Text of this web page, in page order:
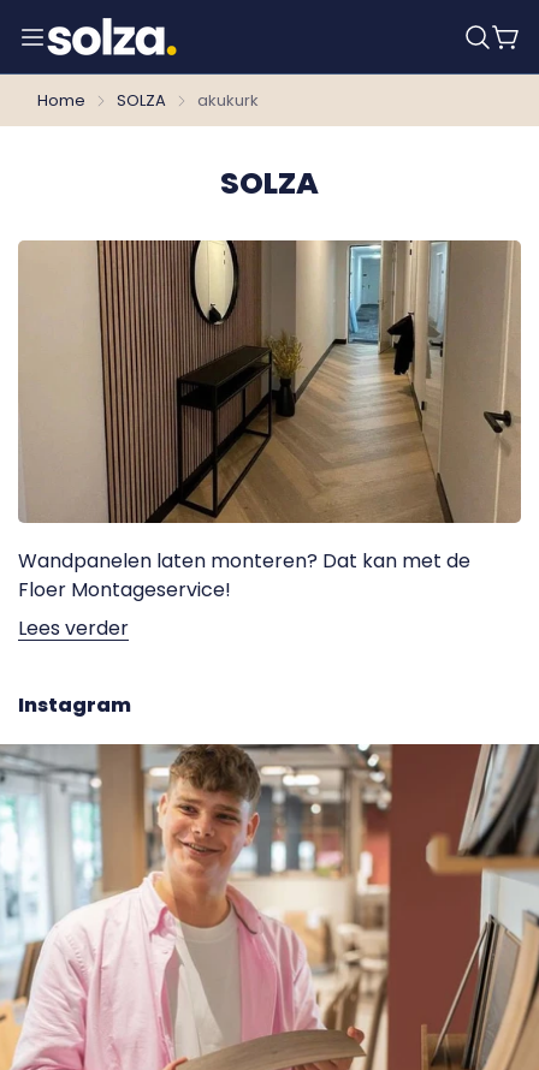
Home SOLZA akukurk
SOLZA
Wandpanelen laten monteren? Dat kan met de
Floer Montageservice!
Lees verder
Instagram